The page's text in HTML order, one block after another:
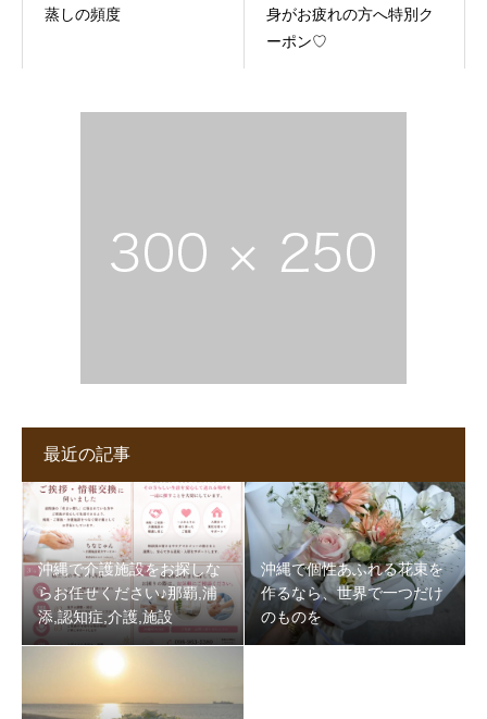
蒸しの頻度
身がお疲れの方へ特別ク
ーポン♡
最近の記事
沖縄で介護施設をお探しな
らお任せください♪那覇,浦
添,認知症,介護,施設
沖縄で個性あふれる花束を
作るなら、世界で一つだけ
のものを